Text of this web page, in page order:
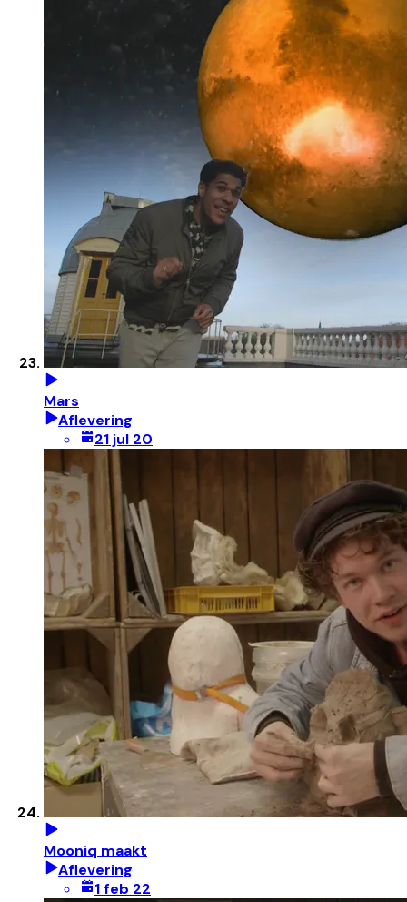
Mars
Aflevering
21 jul 20
Mooniq maakt
Aflevering
1 feb 22